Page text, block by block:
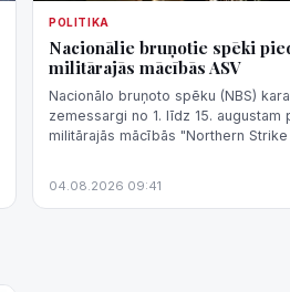
POLITIKA
Nacionālie bruņotie spēki
militārajās mācībās ASV
Nacionālo bruņoto spēku (NBS)
zemessargi no 1. līdz 15. augustam
militārajās mācībās "Northern
04.08.2026 09:41